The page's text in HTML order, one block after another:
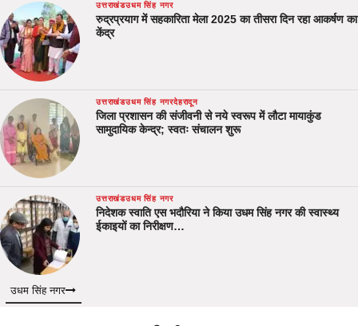
उत्तराखंडउधम सिंह नगर
रुद्रप्रयाग में सहकारिता मेला 2025 का तीसरा दिन रहा आकर्षण का
केंद्र
उत्तराखंडउधम सिंह नगरदेहरादून
जिला प्रशासन की संजीवनी से नये स्वरूप में लौटा मायाकुंड
सामुदायिक केन्द्र; स्वतः संचालन शुरू
उत्तराखंडउधम सिंह नगर
निदेशक स्वाति एस भदौरिया ने किया उधम सिंह नगर की स्वास्थ्य
ईकाइयों का निरीक्षण…
उधम सिंह नगर